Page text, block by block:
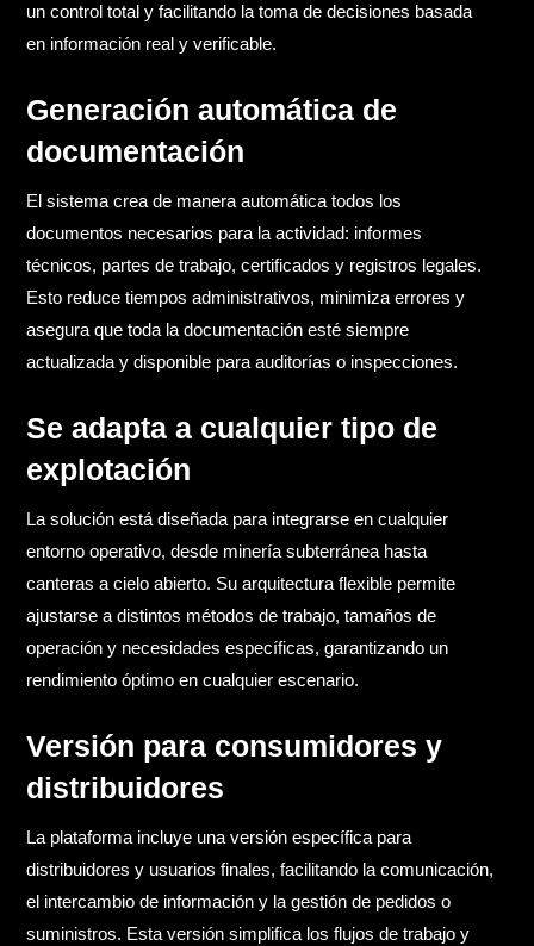
un control total y facilitando la toma de decisiones basada
en información real y verificable.
Generación automática de
documentación
El sistema crea de manera automática todos los
documentos necesarios para la actividad: informes
técnicos, partes de trabajo, certificados y registros legales.
Esto reduce tiempos administrativos, minimiza errores y
asegura que toda la documentación esté siempre
actualizada y disponible para auditorías o inspecciones.
Se adapta a cualquier tipo de
explotación
La solución está diseñada para integrarse en cualquier
entorno operativo, desde minería subterránea hasta
canteras a cielo abierto. Su arquitectura flexible permite
ajustarse a distintos métodos de trabajo, tamaños de
operación y necesidades específicas, garantizando un
rendimiento óptimo en cualquier escenario.
Versión para consumidores y
distribuidores
La plataforma incluye una versión específica para
distribuidores y usuarios finales, facilitando la comunicación,
el intercambio de información y la gestión de pedidos o
suministros. Esta versión simplifica los flujos de trabajo y